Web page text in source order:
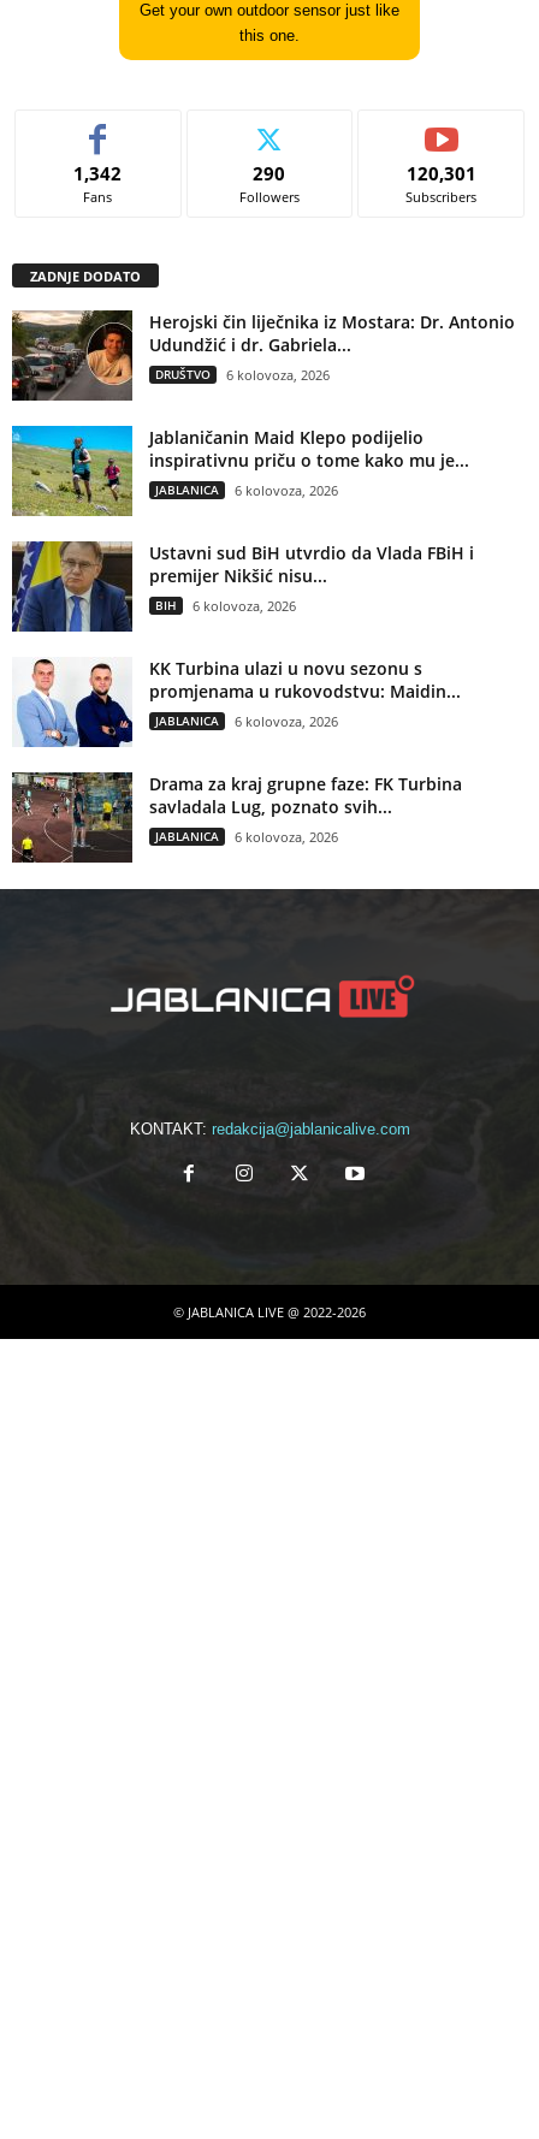
Get your own outdoor sensor just like
this one.
1,342
Fans
290
Followers
120,301
Subscribers
ZADNJE DODATO
Herojski čin liječnika iz Mostara: Dr. Antonio
Udundžić i dr. Gabriela...
DRUŠTVO 6 kolovoza, 2026
Jablaničanin Maid Klepo podijelio
inspirativnu priču o tome kako mu je...
JABLANICA 6 kolovoza, 2026
Ustavni sud BiH utvrdio da Vlada FBiH i
premijer Nikšić nisu...
BIH 6 kolovoza, 2026
KK Turbina ulazi u novu sezonu s
promjenama u rukovodstvu: Maidin...
JABLANICA 6 kolovoza, 2026
Drama za kraj grupne faze: FK Turbina
savladala Lug, poznato svih...
JABLANICA 6 kolovoza, 2026
KONTAKT: redakcija@jablanicalive.com
© JABLANICA LIVE @ 2022-2026